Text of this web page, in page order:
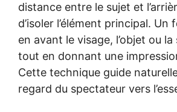
distance entre le sujet et
d’isoler l’élément principal. Un
en avant le visage, l’objet ou
tout en donnant une
Cette technique guide
regard du spectateur vers